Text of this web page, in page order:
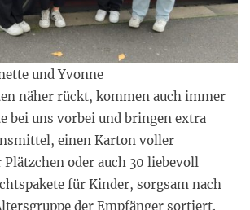
und Yvonne
näher rückt, kommen auch immer
bei uns vorbei und bringen extra
einen Karton voller
Plätzchen oder auch 30 liebevoll
für Kinder, sorgsam nach
der Empfänger sortiert.